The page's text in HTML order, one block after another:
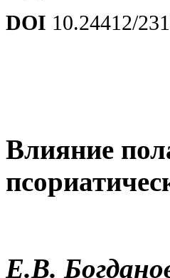
DOI 10.24412/
Влияние
Е.В.